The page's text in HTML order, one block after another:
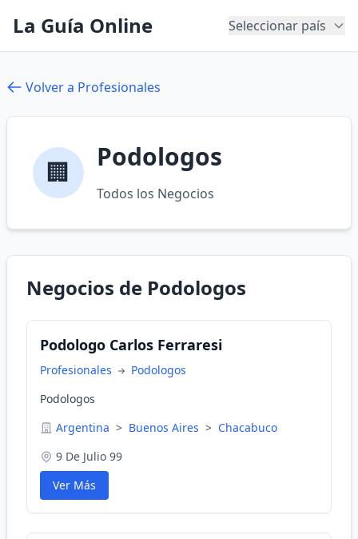
La Guía Online Seleccionar país
Volver a Profesionales
🏢 Podologos
Todos los Negocios
Negocios de Podologos
Podologo Carlos Ferraresi
Profesionales
Podologos
Podologos
Argentina > Buenos Aires > Chacabuco
9 De Julio 99
Ver Más